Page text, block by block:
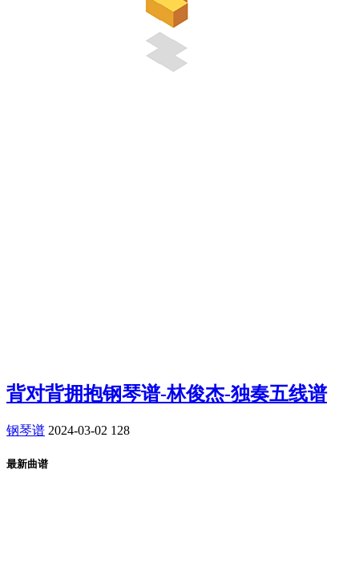
背对背拥抱钢琴谱-林俊杰-独奏五线谱
钢琴谱 2024-03-02 128
最新曲谱